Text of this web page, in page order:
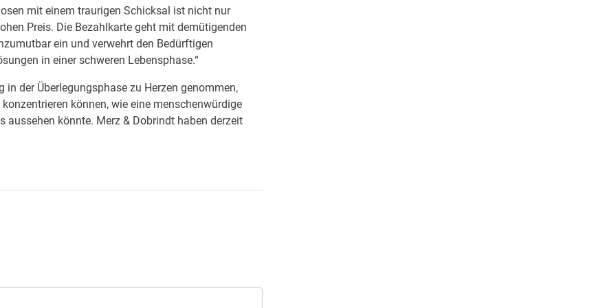
mit einem traurigen Schicksal ist nicht nur
Preis. Die Bezahlkarte geht mit demütigenden
ein und verwehrt den Bedürftigen
in einer schweren Lebensphase.“
der Überlegungsphase zu Herzen genommen,
können, wie eine menschenwürdige
aussehen könnte. Merz & Dobrindt haben derzeit